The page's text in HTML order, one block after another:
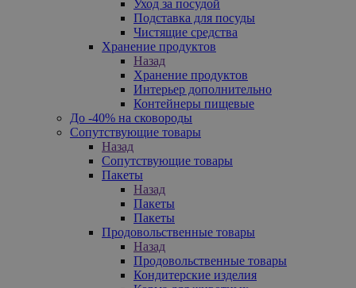
Уход за посудой
Подставка для посуды
Чистящие средства
Хранение продуктов
Назад
Хранение продуктов
Интерьер дополнительно
Контейнеры пищевые
До -40% на сковороды
Сопутствующие товары
Назад
Сопутствующие товары
Пакеты
Назад
Пакеты
Пакеты
Продовольственные товары
Назад
Продовольственные товары
Кондитерские изделия